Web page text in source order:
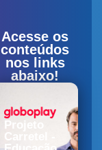
Acesse os
conteúdos
nos links
abaixo!
Projeto
Carretel -